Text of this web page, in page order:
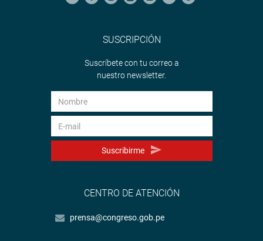
SUSCRIPCIÓN
Suscríbete con tu correo a
nuestro newsletter.
Suscribirme
CENTRO DE ATENCIÓN
prensa@congreso.gob.pe